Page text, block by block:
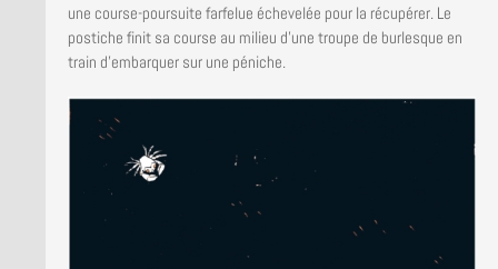
une course-poursuite farfelue échevelée pour la récupérer. Le
postiche finit sa course au milieu d’une troupe de burlesque en
train d’embarquer sur une péniche.